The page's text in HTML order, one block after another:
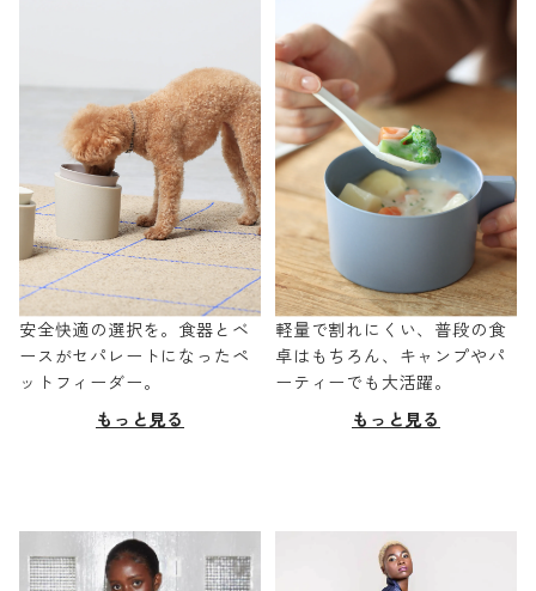
安全快適の選択を。食器とベ
ースがセパレートになったペ
ットフィーダー。
もっと見る
軽量で割れにくい、普段の食
卓はもちろん、キャンプやパ
ーティーでも大活躍。
もっと見る